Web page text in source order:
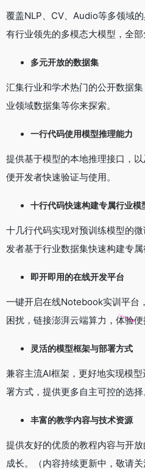
覆盖NLP、CV、Audio等多领域
有行业领先的多模态大模型，全部
多元开放的数据集
汇集行业和学术热门的公开数据
业领域数据集等你来探索。
一行代码使用模型推理能力
提供基于模型的本地推理接口，
便开发者快速验证与使用。
十行代码快速构建专属行业模
十几行代码实现对预训练模型的
发者基于行业数据集快速构建专属
即开即用的在线开发平台
一键开启在线Notebook实训平台
困扰，链接澎湃云端算力，体验便
灵活的模型框架与部署方式
兼容主流AI框架，更好地实现模
署方式，提供更多自主可控的选择
丰富的教学内容与技术资源
提供友好的优质的教程内容与开
成长。（内容持续更新中，敬请关